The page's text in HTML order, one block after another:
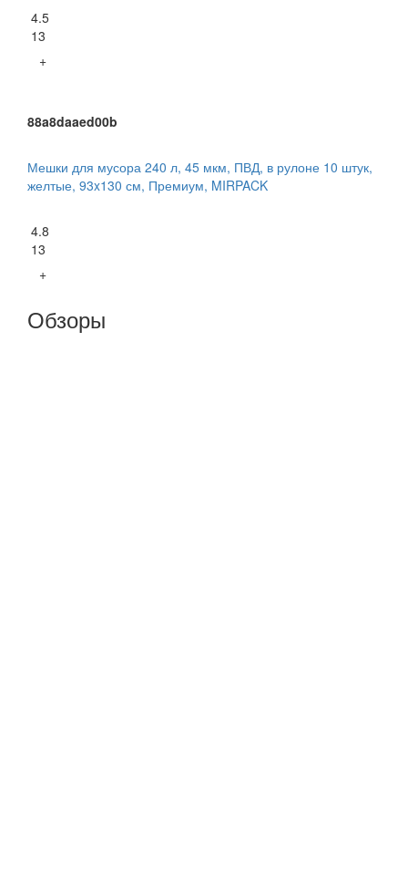
4.5
13
+
88a8daaed00b
Мешки для мусора 240 л, 45 мкм, ПВД, в рулоне 10 штук,
желтые, 93x130 см, Премиум, MIRPACK
4.8
13
+
Обзоры